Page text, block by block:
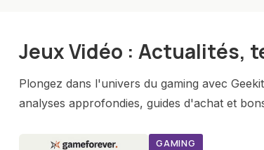
Jeux Vidéo : Actualités,
Plongez dans l'univers du gaming avec
analyses approfondies, guides d'achat et
GAMING